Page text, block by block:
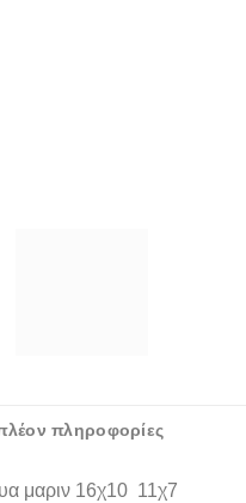
πληροφορίες
μαριν 16χ10 11χ7